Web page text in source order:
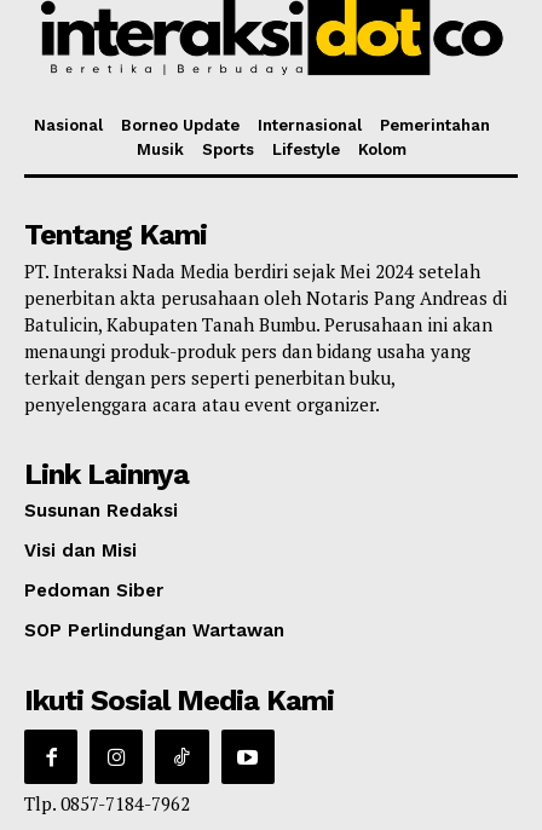
Nasional Borneo Update Internasional
Pemerintahan
Musik
Sports Lifestyle Kolom
Tentang Kami
PT. Interaksi Nada Media berdiri sejak Mei 2024 setelah
penerbitan akta perusahaan oleh Notaris Pang Andreas di
Batulicin, Kabupaten Tanah Bumbu. Perusahaan ini akan
menaungi produk-produk pers dan bidang usaha yang
terkait dengan pers seperti penerbitan buku,
penyelenggara acara atau event organizer.
Link Lainnya
Susunan Redaksi
Visi dan Misi
Pedoman Siber
SOP Perlindungan Wartawan
Ikuti Sosial Media Kami
Tlp. 0857-7184-7962